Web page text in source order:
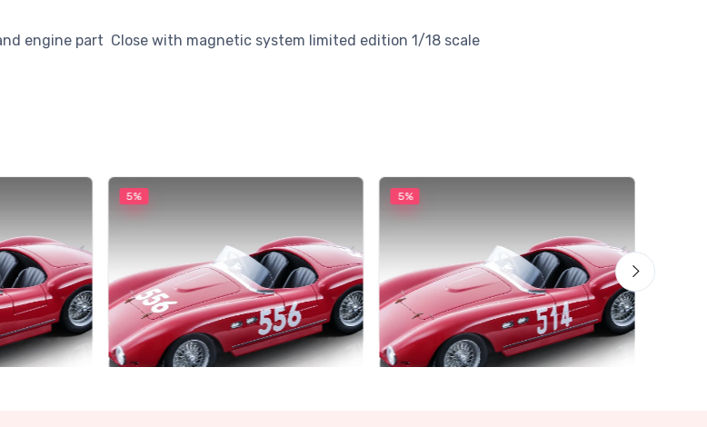
and engine part Close with magnetic system limited edition 1/18 scale
5% 5%